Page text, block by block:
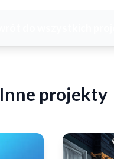
Inne projekty